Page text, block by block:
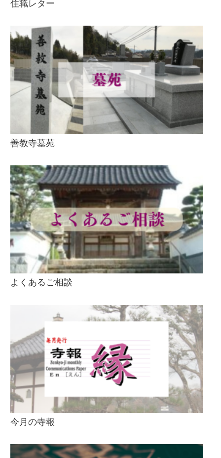
住職レター
善教寺墓苑
よくあるご相談
今月の寺報